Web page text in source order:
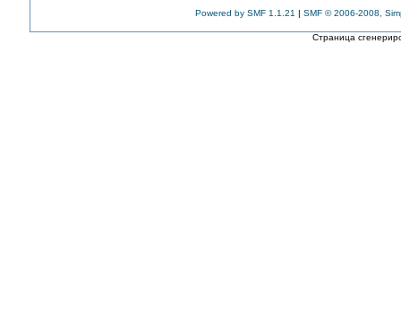
Powered by SMF 1.1.21 | SMF © 2006-2008,
Страница